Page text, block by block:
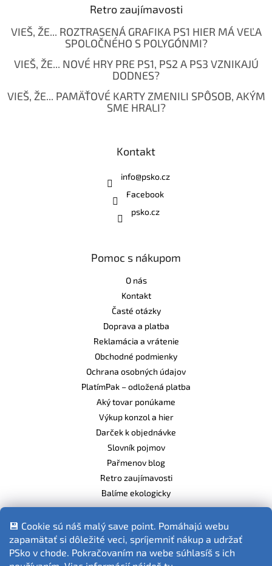
💾 Cookie sú náš malý save point. Pomáhajú webu
zapamätať si dôležité veci, spríjemniť nákup a udržať
PSko v chode. Pokračovaním na webe súhlasíš s ich
Retro zaujímavosti
VIEŠ, ŽE... ROZTRASENÁ GRAFIKA PS1 HIER MÁ VEĽA
SPOLOČNÉHO S POLYGÓNMI?
VIEŠ, ŽE... NOVÉ HRY PRE PS1, PS2 A PS3 VZNIKAJÚ
DODNES?
VIEŠ, ŽE... PAMÄŤOVÉ KARTY ZMENILI SPÔSOB, AKÝM
SME HRALI?
Kontakt
info@psko.cz
Facebook
psko.cz
Pomoc s nákupom
O nás
Kontakt
Časté otázky
Doprava a platba
Reklamácia a vrátenie
Obchodné podmienky
Ochrana osobných údajov
PlatímPak – odložená platba
Aký tovar ponúkame
Výkup konzol a hier
Darček k objednávke
Slovník pojmov
Pařmenov blog
Retro zaujímavosti
Balíme ekologicky
Fotografie produktov sú ilustračné.